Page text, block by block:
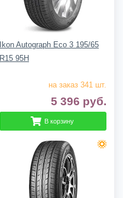
Ikon Autograph Eco 3 195/65
R15 95H
на заказ 341 шт.
5 396 руб.
В корзину